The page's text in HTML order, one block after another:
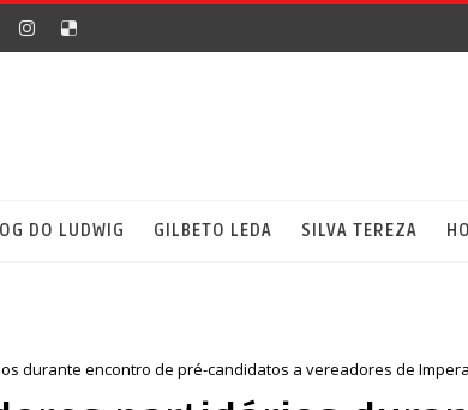
DO LUDWIG GILBETO LEDA SILVA TEREZA
durante encontro de pré-candidatos a vereadores de